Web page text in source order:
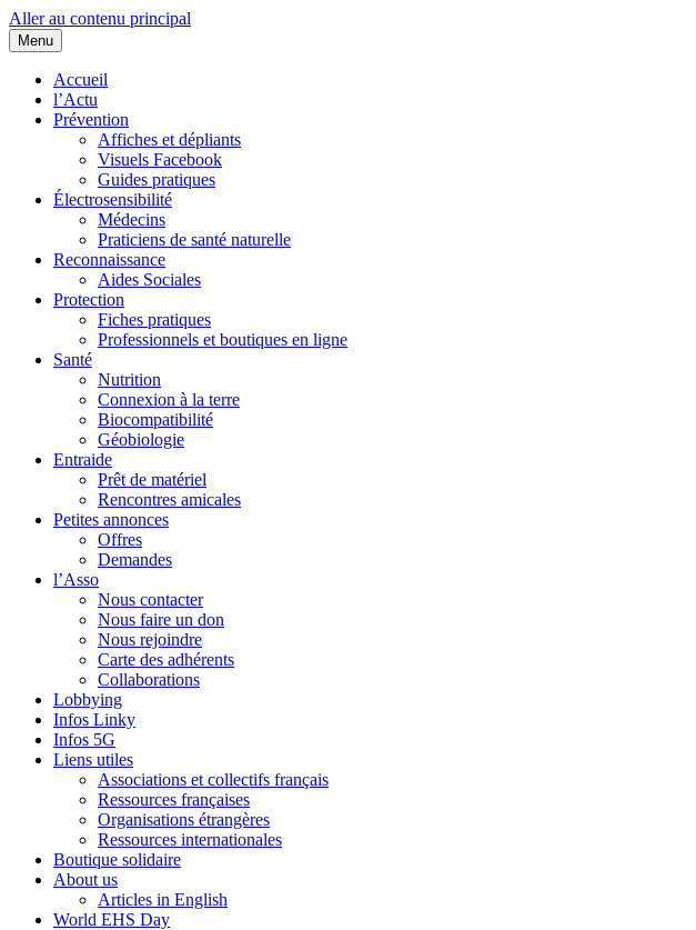
Aller au contenu principal
Cœurs d'EHS
Association d'Êtres Humains Sensibles et Solidaires pour une entraide collaborative.
Menu
Accueil
l’Actu
Prévention
Affiches et dépliants
Visuels Facebook
Guides pratiques
Électrosensibilité
Médecins
Praticiens de santé naturelle
Reconnaissance
Aides Sociales
Protection
Fiches pratiques
Professionnels et boutiques en ligne
Santé
Nutrition
Connexion à la terre
Biocompatibilité
Géobiologie
Entraide
Prêt de matériel
Rencontres amicales
Petites annonces
Offres
Demandes
l’Asso
Nous contacter
Nous faire un don
Nous rejoindre
Carte des adhérents
Collaborations
Lobbying
Infos Linky
Infos 5G
Liens utiles
Associations et collectifs français
Ressources françaises
Organisations étrangères
Ressources internationales
Boutique solidaire
About us
Articles in English
World EHS Day